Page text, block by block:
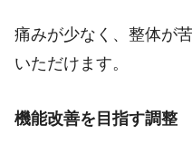
痛みが少なく、整体が
いただけます。
機能改善を目指す調整